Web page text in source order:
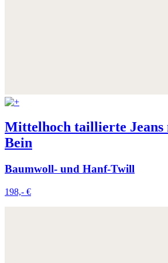
Mittelhoch taillierte Jeans
Bein
Baumwoll- und Hanf-Twill
198,- €